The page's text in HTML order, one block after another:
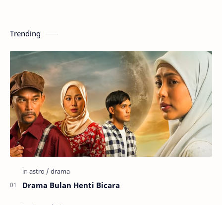
Trending
Drama Bulan Henti Bicara